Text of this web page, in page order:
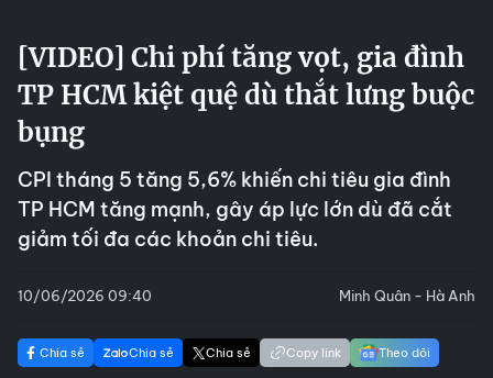
[VIDEO] Chi phí tăng vọt, gia đình
TP HCM kiệt quệ dù thắt lưng buộc
bụng
CPI tháng 5 tăng 5,6% khiến chi tiêu gia đình
TP HCM tăng mạnh, gây áp lực lớn dù đã cắt
giảm tối đa các khoản chi tiêu.
10/06/2026 09:40 Minh Quân - Hà Anh
Chia sẻ Chia sẻ Chia sẻ Copy link Theo dõi